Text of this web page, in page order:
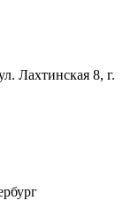
Лахтинская 8, г.